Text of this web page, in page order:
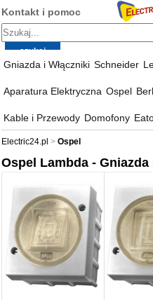
Kontakt i pomoc
Gniazda i Włączniki Schneider
Aparatura Elektryczna Ospel
Kable i Przewody Domofony
Electric24.pl Ospel
Ospel Lambda - Gniazda